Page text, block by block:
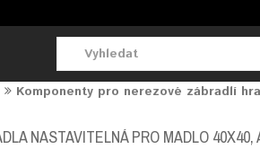
Komponenty pro nerezové zábradlí
NASTAVITELNÁ PRO MADLO 40X40,